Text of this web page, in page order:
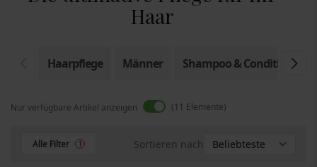
Haar
Haarpflege Männer Shampoo & Conditioner
Nur verfügbare Artikel anzeigen 11 Elemente
Alle Filter 1 Sortieren nach